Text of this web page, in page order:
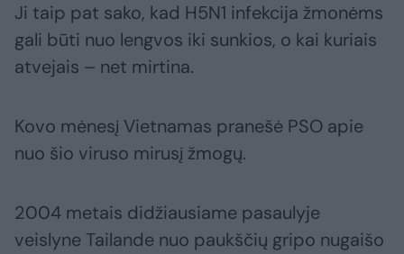
Ji taip pat sako, kad H5N1 infekcija žmonėms
gali būti nuo lengvos iki sunkios, o kai kuriais
atvejais – net mirtina.
Kovo mėnesį Vietnamas pranešė PSO apie
nuo šio viruso mirusį žmogų.
2004 metais didžiausiame pasaulyje
veislyne Tailande nuo paukščių gripo nugaišo